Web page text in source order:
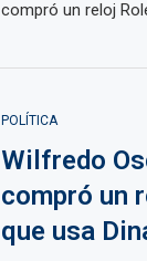
compró un reloj
POLÍTICA
Wilfredo
compró un
que usa